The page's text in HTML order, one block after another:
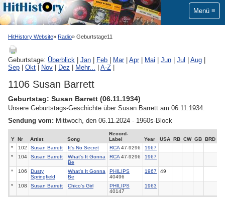
Menü
HitHistory Website Radio Geburtstage11
Geburtstage: Überblick Jan Feb Mar| Apr| Mai Jun Jul Aug
Sep
Okt Nov Dez Mehr... A-Z
1106 Susan Barrett
Geburtstag: Susan Barrett (06.11.1934)
Unsere Geburtstags-Geschichte über Susan Barrett am 06.11.1934.
Sendung vom: Mittwoch, den 06.11.2024 - 1960s-Block
Y Nr Artist Song
Record-
Label
Year USA RB CW GB
BRD
*
102 Susan Barrett It's No Secret RCA47-9296
1967
*
104 Susan Barrett
What's It Gonna
Be
RCA47-9296 1967
* 106
Dusty
Springfield
What's It Gonna
Be
PHILIPS
40496
1967 49
* 108 Susan Barrett Chico's Girl
PHILIPS
40147
1963